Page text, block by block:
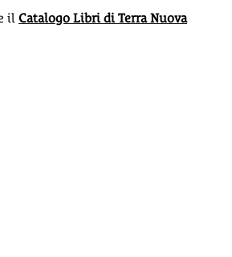
il Catalogo Libri di Terra Nuova